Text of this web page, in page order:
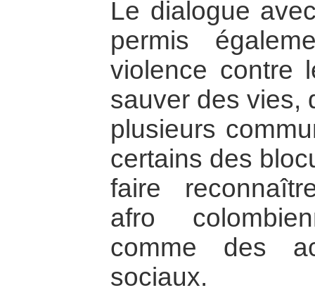
Le dialogue
permis
violence contre
sauver des vies,
plusieurs
certains des
faire
afro
comme des
sociaux.